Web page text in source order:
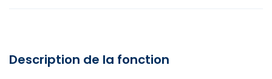
Description de la fonction